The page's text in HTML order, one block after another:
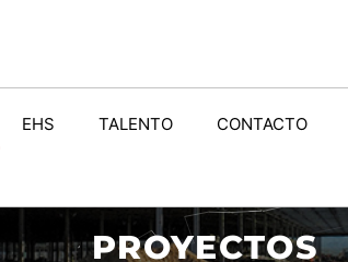
EHS TALENTO CONTACTO
PROYECTOS